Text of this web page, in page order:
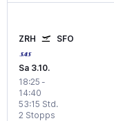
ZRH SFO
Sa 3.10.
18:25 -
14:40
2 Stopps
53:15 Std.